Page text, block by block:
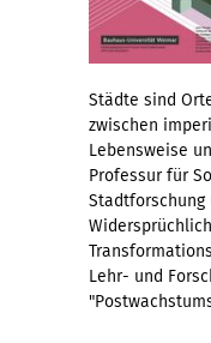
Städte sind
zwischen
Lebensweise
Professur für
Lehr- und